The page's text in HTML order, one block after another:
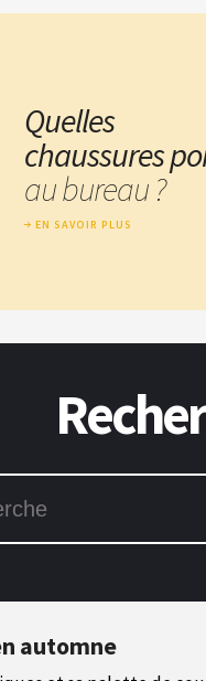
automne
Quelles
chaussures
au bureau ?
EN SAVOIR PLUS